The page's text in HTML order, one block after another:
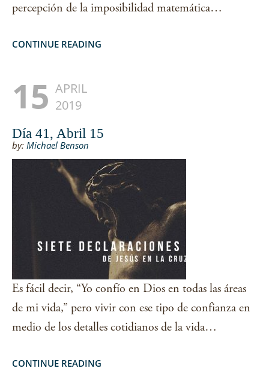
percepción de la imposibilidad matemática…
CONTINUE READING
15 APRIL
2019
Día 41, Abril 15
by: Michael Benson
Es fácil decir, “Yo confío en Dios en todas las áreas
de mi vida,” pero vivir con ese tipo de confianza en
medio de los detalles cotidianos de la vida…
CONTINUE READING